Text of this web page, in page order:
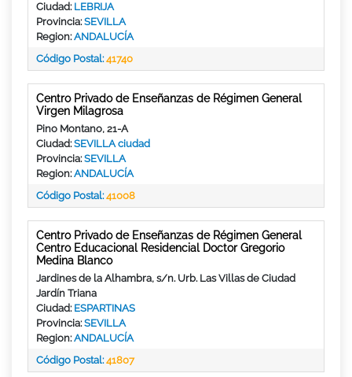
Ciudad: LEBRIJA
Provincia:SEVILLA
Region:ANDALUCÍA
Código Postal:41740
Centro Privado de Enseñanzas de Régimen General
Virgen Milagrosa
Pino Montano, 21-A
Ciudad:SEVILLA ciudad
Provincia:SEVILLA
Region:ANDALUCÍA
Código Postal:41008
Centro Privado de Enseñanzas de Régimen General
Centro Educacional Residencial Doctor Gregorio
Medina Blanco
Jardines de la Alhambra, s/n. Urb. Las Villas de Ciudad
Jardín Triana
Ciudad: ESPARTINAS
Provincia:SEVILLA
Region:ANDALUCÍA
Código Postal:41807